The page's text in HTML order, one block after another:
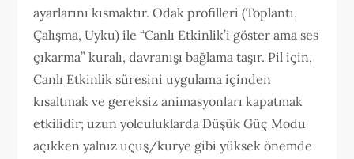
ayarlarını kısmaktır. Odak profilleri (Toplantı,
Çalışma, Uyku) ile “Canlı Etkinlik’i göster ama ses
çıkarma” kuralı, davranışı bağlama taşır. Pil için,
Canlı Etkinlik süresini uygulama içinden
kısaltmak ve gereksiz animasyonları kapatmak
etkilidir; uzun yolculuklarda Düşük Güç Modu
açıkken yalnız uçuş/kurye gibi yüksek önemde